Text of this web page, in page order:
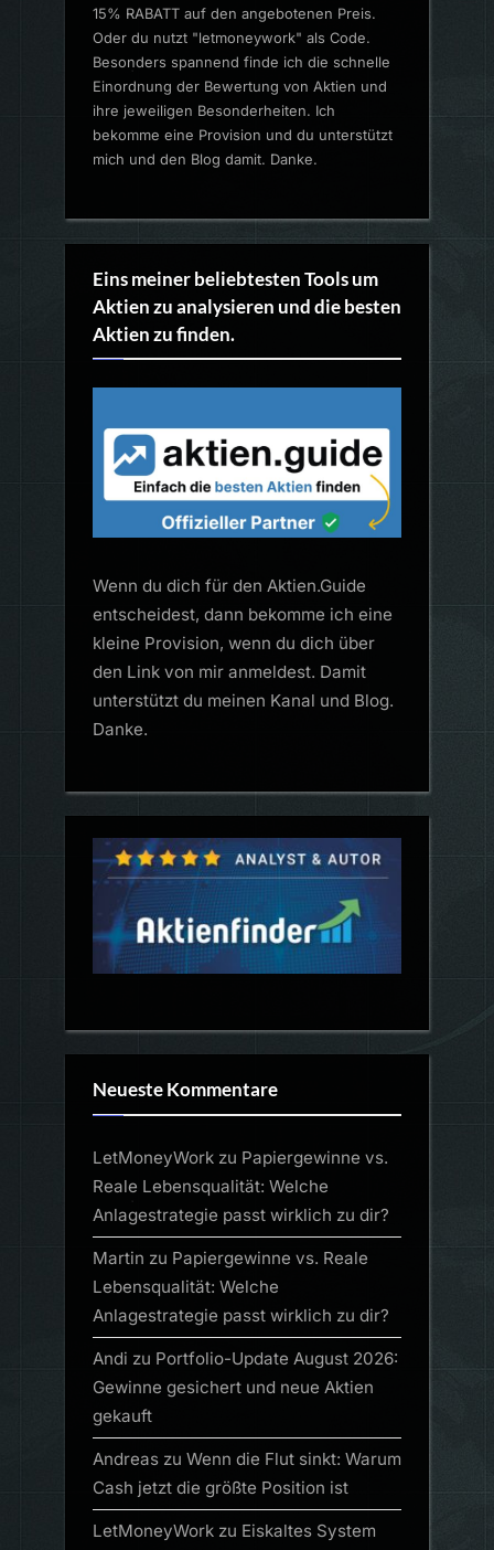
15% RABATT auf den angebotenen Preis.
Oder du nutzt "letmoneywork" als Code.
Besonders spannend finde ich die schnelle
Einordnung der Bewertung von Aktien und
ihre jeweiligen Besonderheiten. Ich
bekomme eine Provision und du unterstützt
mich und den Blog damit. Danke.
Eins meiner beliebtesten Tools um
Aktien zu analysieren und die besten
Aktien zu finden.
Wenn du dich für den Aktien.Guide
entscheidest, dann bekomme ich eine
kleine Provision, wenn du dich über
den Link von mir anmeldest. Damit
unterstützt du meinen Kanal und Blog.
Danke.
Neueste Kommentare
LetMoneyWork zu Papiergewinne vs.
Reale Lebensqualität: Welche
Anlagestrategie passt wirklich zu dir?
Martin zu Papiergewinne vs. Reale
Lebensqualität: Welche
Anlagestrategie passt wirklich zu dir?
Andi zu Portfolio-Update August 2026:
Gewinne gesichert und neue Aktien
gekauft
Andreas zu Wenn die Flut sinkt: Warum
Cash jetzt die größte Position ist
LetMoneyWork zu Eiskaltes System